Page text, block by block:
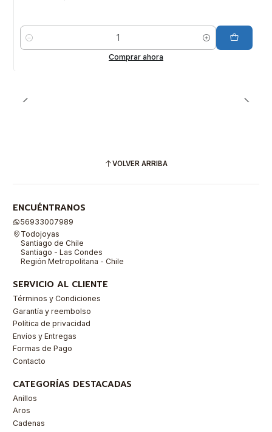
Cantidad
Comprar ahora
VOLVER ARRIBA
ENCUÉNTRANOS
56933007989
Todojoyas
Santiago de Chile
Santiago - Las Condes
Región Metropolitana - Chile
SERVICIO AL CLIENTE
Términos y Condiciones
Garantía y reembolso
Política de privacidad
Envíos y Entregas
Formas de Pago
Contacto
CATEGORÍAS DESTACADAS
Anillos
Aros
Cadenas